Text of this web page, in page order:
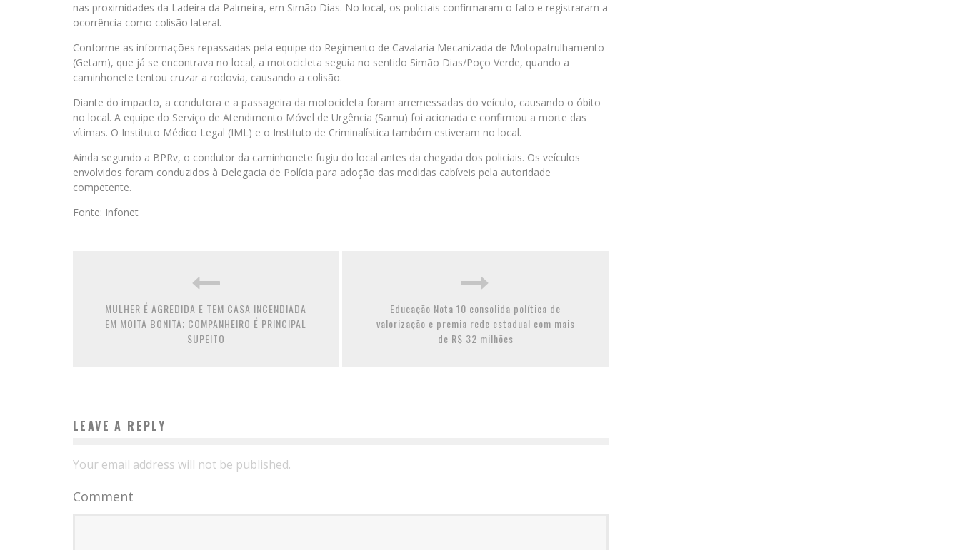
nas proximidades da Ladeira da Palmeira, em Simão Dias. No local, os policiais confirmaram o fato e registraram a
ocorrência como colisão lateral.
Conforme as informações repassadas pela equipe do Regimento de Cavalaria Mecanizada de Motopatrulhamento
(Getam), que já se encontrava no local, a motocicleta seguia no sentido Simão Dias/Poço Verde, quando a
caminhonete tentou cruzar a rodovia, causando a colisão.
Diante do impacto, a condutora e a passageira da motocicleta foram arremessadas do veículo, causando o óbito
no local. A equipe do Serviço de Atendimento Móvel de Urgência (Samu) foi acionada e confirmou a morte das
vítimas. O Instituto Médico Legal (IML) e o Instituto de Criminalística também estiveram no local.
Ainda segundo a BPRv, o condutor da caminhonete fugiu do local antes da chegada dos policiais. Os veículos
envolvidos foram conduzidos à Delegacia de Polícia para adoção das medidas cabíveis pela autoridade
competente.
Fonte: Infonet
MULHER É AGREDIDA E TEM CASA INCENDIADA
EM MOITA BONITA; COMPANHEIRO É PRINCIPAL
SUPEITO
Educação Nota 10 consolida política de
valorização e premia rede estadual com mais
de R$ 32 milhões
LEAVE A REPLY
Your email address will not be published.
Comment